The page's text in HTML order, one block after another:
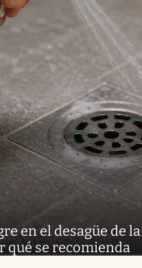
en el desagüe de la
qué se recomienda